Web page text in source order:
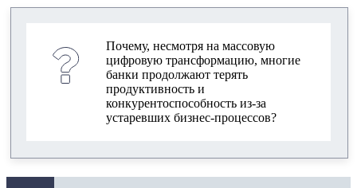
Упрощение процессов для роста
продуктивности банка
Ключевые выводы и шаги для
предпринимателей
Почему, несмотря на массовую
цифровую трансформацию, многие
банки продолжают терять
продуктивность и
конкурентоспособность из-за
устаревших бизнес-процессов?